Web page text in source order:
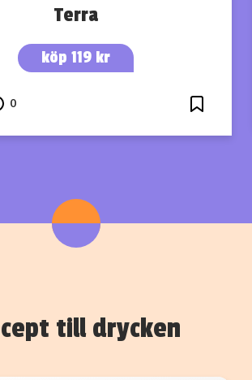
Terra
köp 119 kr
0
till drycken